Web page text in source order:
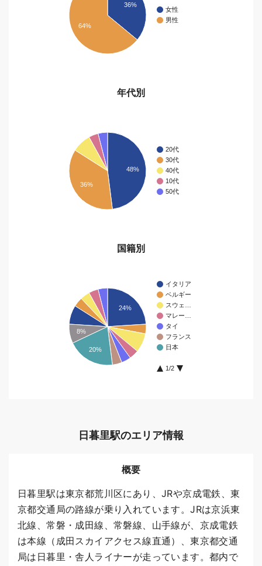
女性
男性
36%
64%
年代別
20代
30代
40代
10代
50代
48%
36%
国籍別
イタリア
ベルギー
スウェ…
マレー…
タイ
フランス
日本
1/2
24%
8%
20%
日暮里駅のエリア情報
概要
日暮里駅は東京都荒川区にあり、JRや京成電鉄、東
京都交通局の路線が乗り入れています。JRは京浜東
北線、常磐・成田線、常磐線、山手線が、京成電鉄
は本線（成田スカイアクセス線直通）、東京都交通
局は日暮里・舎人ライナーが走っています。都内で